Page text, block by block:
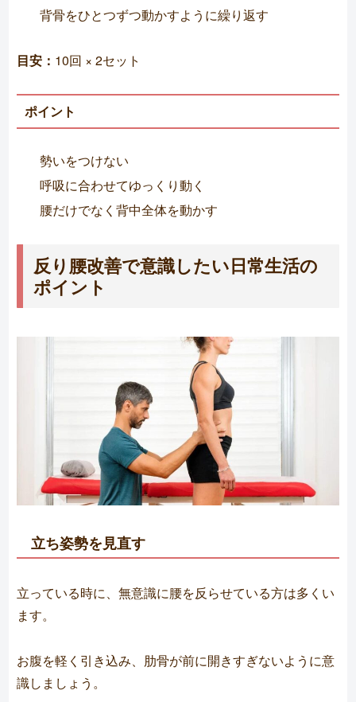
背骨をひとつずつ動かすように繰り返す
目安： 10回 × 2セット
ポイント
勢いをつけない
呼吸に合わせてゆっくり動く
腰だけでなく背中全体を動かす
反り腰改善で意識したい日常生活の
ポイント
立ち姿勢を見直す
立っている時に、無意識に腰を反らせている方は多くい
ます。
お腹を軽く引き込み、肋骨が前に開きすぎないように意
識しましょう。